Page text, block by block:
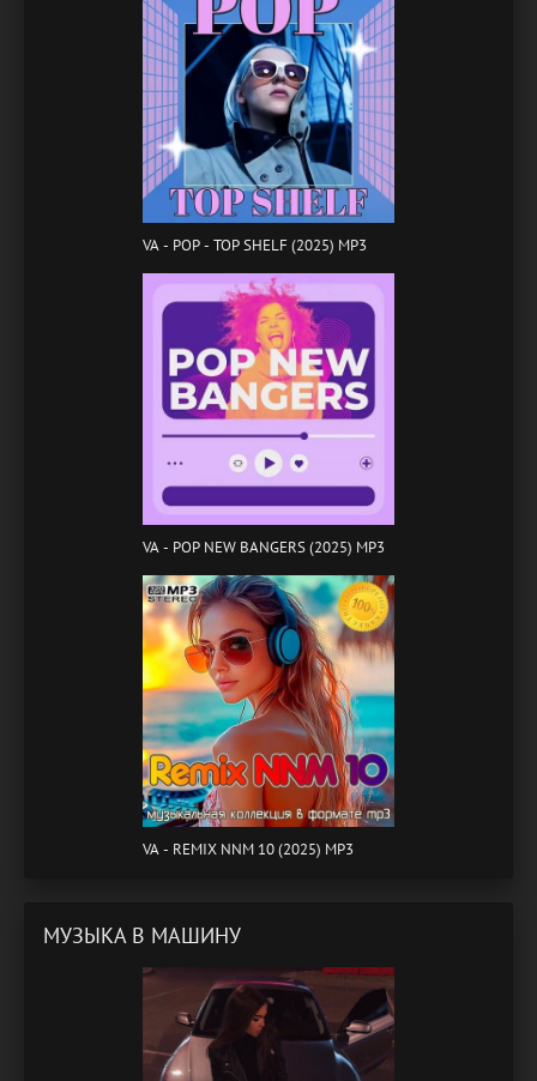
VA - POP - TOP SHELF (2025) MP3
VA - POP NEW BANGERS (2025) MP3
VA - REMIX NNM 10 (2025) MP3
МУЗЫКА В МАШИНУ